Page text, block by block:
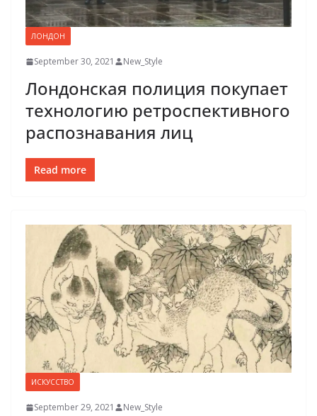
ЛОНДОН
September 30, 2021 New_Style
Лондонская полиция покупает
технологию ретроспективного
распознавания лиц
Read more
ИСКУССТВО
September 29, 2021 New_Style